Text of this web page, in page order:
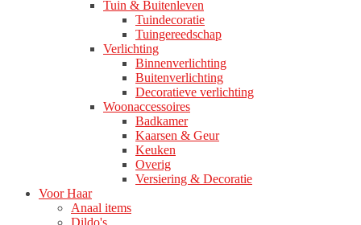
Tuin & Buitenleven
Tuindecoratie
Tuingereedschap
Verlichting
Binnenverlichting
Buitenverlichting
Decoratieve verlichting
Woonaccessoires
Badkamer
Kaarsen & Geur
Keuken
Overig
Versiering & Decoratie
Voor Haar
Anaal items
Dildo's